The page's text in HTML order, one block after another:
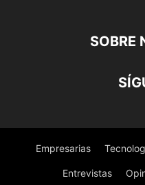
SOBRE
Empresarias
Entrevistas